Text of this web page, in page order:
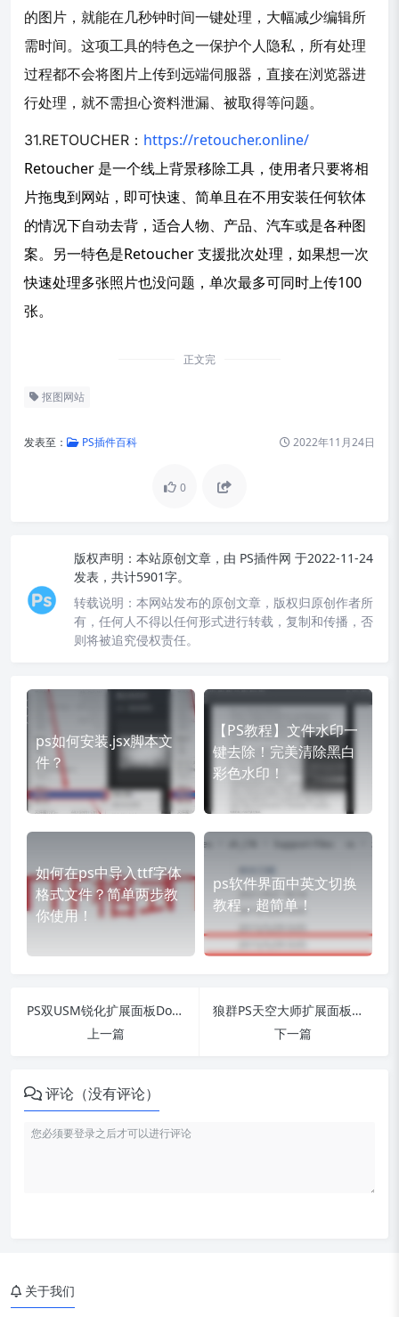
的图片，就能在几秒钟时间一键处理，大幅减少编辑所
需时间。这项工具的特色之一保护个人隐私，所有处理
过程都不会将图片上传到远端伺服器，直接在浏览器进
行处理，就不需担心资料泄漏、被取得等问题。
31.RETOUCHER： https://retoucher.online/
Retoucher 是一个线上背景移除工具，使用者只要将相
片拖曳到网站，即可快速、简单且在不用安装任何软体
的情况下自动去背，适合人物、产品、汽车或是各种图
案。 另一特色是Retoucher 支援批次处理，如果想一次
快速处理多张照片也没问题，单次最多可同时上传100
张。
正文完
抠图网站
发表至： PS插件百科 2022年11月24日
0
版权声明： 本站原创文章，由 PS插件网 于2022-11-24
发表，共计5901字。
转载说明： 本网站发布的原创文章，版权归原创作者所
有，任何人不得以任何形式进行转载，复制和传播，否
则将被追究侵权责任。
ps如何安装.jsx脚本文
件？
【PS教程】文件水印一
键去除！完美清除黑白
彩色水印！
如何在ps中导入ttf字体
格式文件？简单两步教
你使用！
ps软件界面中英文切换
教程，超简单！
PS双USM锐化扩展面板Double USM 2中文汉化插件
上一篇
狼群PS天空大师扩展面板插件_一键更换天空白云背景
下一篇
评论（没有评论）
关于我们